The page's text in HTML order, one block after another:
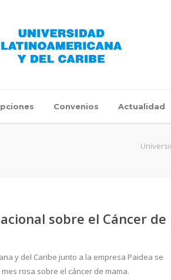
Convenios Actualidad
sobre el Cáncer de
y del Caribe junto a la empresa Paidea se
rosa sobre el cáncer de mama.